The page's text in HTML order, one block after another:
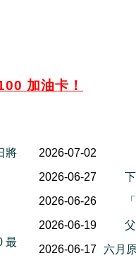
加油卡！
將
最
2026-07-02
2026-06-27
2026-06-26
2026-06-19
2026-06-17
六月